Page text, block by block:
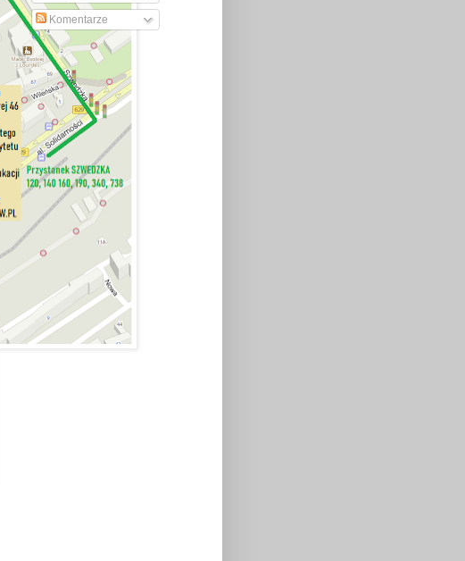
Komentarze